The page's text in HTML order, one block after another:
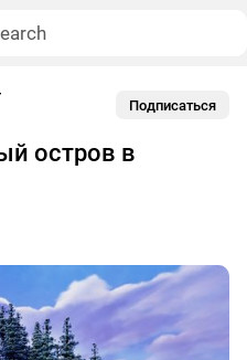
Подписаться
остров в